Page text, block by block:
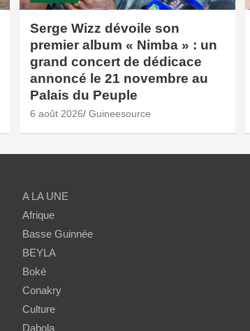
Serge Wizz dévoile son
premier album « Nimba » : un
grand concert de dédicace
annoncé le 21 novembre au
Palais du Peuple
6 août 2026 Guineesource
A LA UNE
Afrique
Basse Guinnée
BEYLA
Boké
Conakry
Culture
Dabola